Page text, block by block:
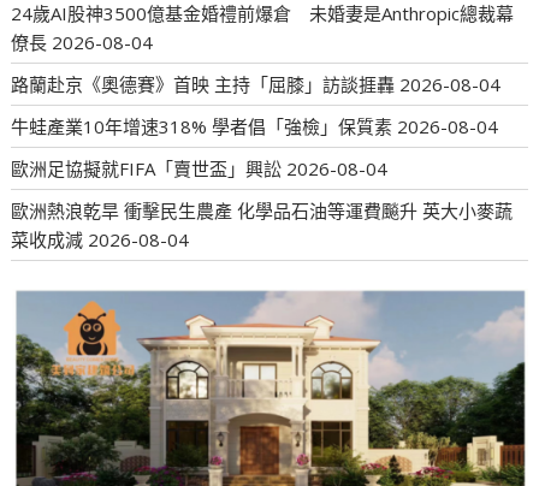
24歲AI股神3500億基金婚禮前爆倉 未婚妻是Anthropic總裁幕
僚長 2026-08-04
路蘭赴京《奧德賽》首映 主持「屈膝」訪談捱轟 2026-08-04
牛蛙產業10年增速318% 學者倡「強檢」保質素 2026-08-04
歐洲足協擬就FIFA「賣世盃」興訟 2026-08-04
歐洲熱浪乾旱 衝擊民生農產 化學品石油等運費飈升 英大小麥蔬
菜收成減 2026-08-04